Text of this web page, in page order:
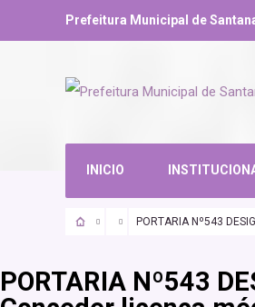
Prefeitura Municipal de
INICIO
PORTARIA Nº543
PORTARIA Nº543